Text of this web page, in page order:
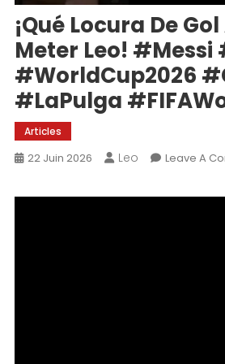
¡Qué Locura De
Meter Leo!
#WorldCup2026
#LaPulga
Articles
22 Juin 2026 Leo Leave A